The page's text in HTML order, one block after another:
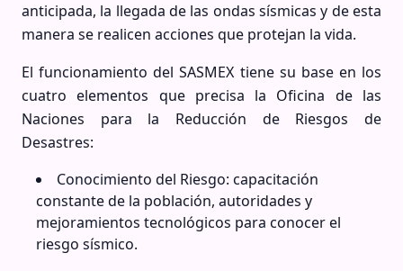
anticipada, la llegada de las ondas sísmicas y de esta
manera se realicen acciones que protejan la vida.
El funcionamiento del SASMEX tiene su base en los
cuatro elementos que precisa la Oficina de las
Naciones para la Reducción de Riesgos de
Desastres:
Conocimiento del Riesgo: capacitación
constante de la población, autoridades y
mejoramientos tecnológicos para conocer el
riesgo sísmico.